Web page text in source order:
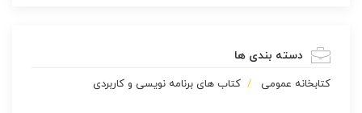
دسته بندی ها
كتابخانه عمومی کتاب های برنامه نویسی و کاربردی